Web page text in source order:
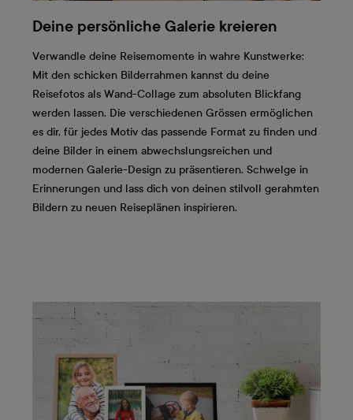
Deine persönliche Galerie kreieren
Verwandle deine Reisemomente in wahre Kunstwerke:
Mit den schicken Bilderrahmen kannst du deine
Reisefotos als Wand-Collage zum absoluten Blickfang
werden lassen. Die verschiedenen Grössen ermöglichen
es dir, für jedes Motiv das passende Format zu finden und
deine Bilder in einem abwechslungsreichen und
modernen Galerie-Design zu präsentieren. Schwelge in
Erinnerungen und lass dich von deinen stilvoll gerahmten
Bildern zu neuen Reiseplänen inspirieren.